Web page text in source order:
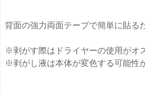
背面の強力両面テープで簡単に貼る
※剥がす際はドライヤーの使用がオ
※剥がし液は本体が変色する可能性